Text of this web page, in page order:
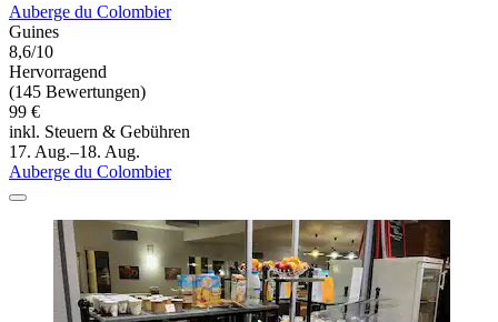
Auberge du Colombier
Guines
8,6/10
Hervorragend
(145 Bewertungen)
99 €
inkl. Steuern & Gebühren
17. Aug.–18. Aug.
Auberge du Colombier